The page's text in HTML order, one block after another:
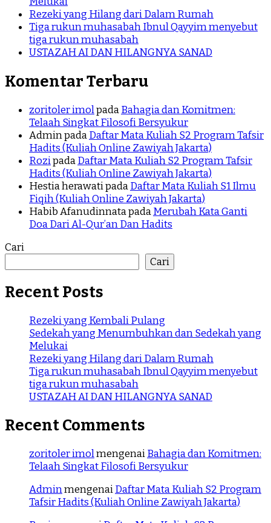
Rezeki yang Hilang dari Dalam Rumah
Tiga rukun muhasabah Ibnul Qayyim menyebut
tiga rukun muhasabah
USTAZAH AI DAN HILANGNYA SANAD
Komentar Terbaru
zoritoler imolpadaBahagia dan Komitmen:
Telaah Singkat Filosofi Bersyukur
AdminpadaDaftar Mata Kuliah S2 Program Tafsir
Hadits (Kuliah Online Zawiyah Jakarta)
RozipadaDaftar Mata Kuliah S2 Program Tafsir
Hadits (Kuliah Online Zawiyah Jakarta)
Hestia herawatipadaDaftar Mata Kuliah S1 Ilmu
Fiqih (Kuliah Online Zawiyah Jakarta)
Habib AfanudinnatapadaMerubah Kata Ganti
Doa Dari Al-Qur’an Dan Hadits
Cari
Cari
Recent Posts
Rezeki yang Kembali Pulang
Sedekah yang Menumbuhkan dan Sedekah yang
Melukai
Rezeki yang Hilang dari Dalam Rumah
Tiga rukun muhasabah Ibnul Qayyim menyebut
tiga rukun muhasabah
USTAZAH AI DAN HILANGNYA SANAD
Recent Comments
zoritoler imolmengenaiBahagia dan Komitmen:
Telaah Singkat Filosofi Bersyukur
AdminmengenaiDaftar Mata Kuliah S2 Program
Tafsir Hadits (Kuliah Online Zawiyah Jakarta)